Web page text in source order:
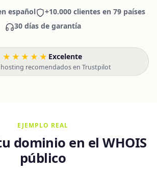
español
+10.000 clientes en 79 países
30 días de garantía
★★★★★ Excelente·
recomendados en Trustpilot
EJEMPLO REAL
dominio en el WHOIS
público